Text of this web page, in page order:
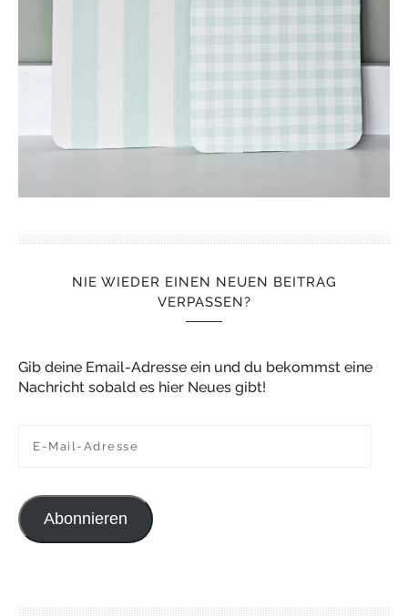
NIE WIEDER EINEN NEUEN BEITRAG
VERPASSEN?
Gib deine Email-Adresse ein und du bekommst eine
Nachricht sobald es hier Neues gibt!
Abonnieren